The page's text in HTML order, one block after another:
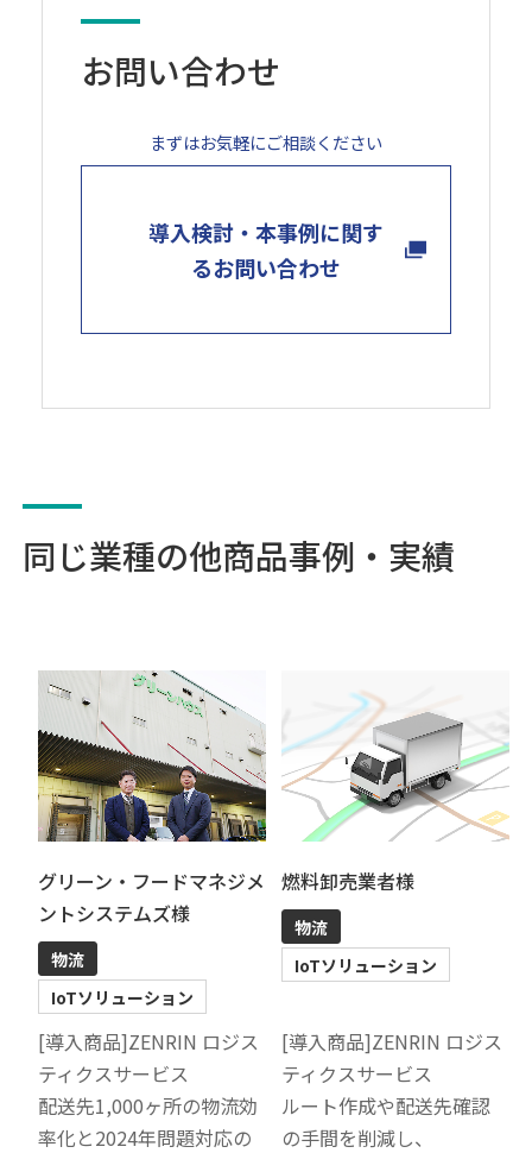
お問い合わせ
まずはお気軽にご相談ください
導入検討・本事例に関す
るお問い合わせ
同じ業種の他商品事例・実績
グリーン・フードマネジメ
ントシステムズ様
物流
IoTソリューション
[導入商品]ZENRIN ロジス
ティクスサービス
配送先1,000ヶ所の物流効
率化と2024年問題対応の
燃料卸売業者様
物流
IoTソリューション
[導入商品]ZENRIN ロジス
ティクスサービス
ルート作成や配送先確認
の手間を削減し、